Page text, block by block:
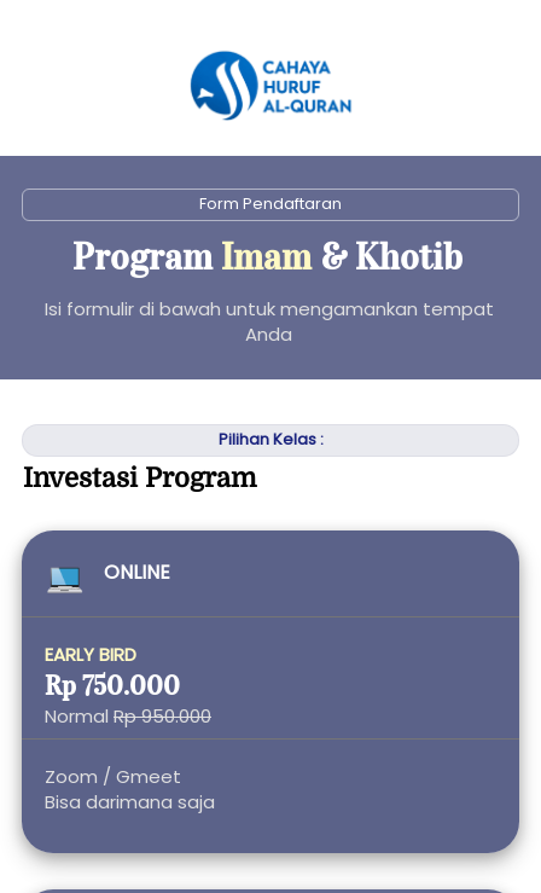
`
Form Pendaftaran
Program Imam & Khotib
Isi formulir di bawah untuk mengamankan tempat
Anda
`
Pilihan Kelas :
Investasi Program
ONLINE
EARLY BIRD
Rp 750.000
Normal Rp 950.000
Zoom / Gmeet
Bisa darimana saja